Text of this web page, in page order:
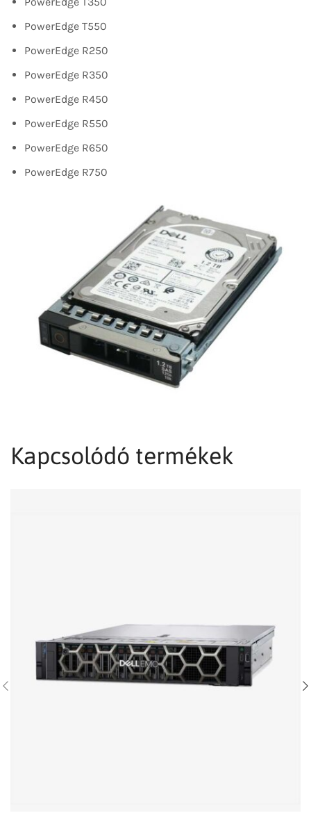
PowerEdge T550
PowerEdge R250
PowerEdge R350
PowerEdge R450
PowerEdge R550
PowerEdge R650
PowerEdge R750
Kapcsolódó termékek